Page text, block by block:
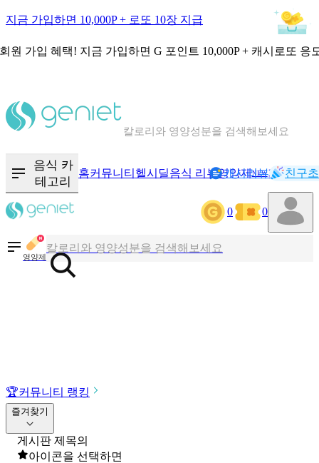
지금 가입하면 10,000P + 로또 10장 지급
원 가입 혜택! 지금 가입하면 G 포인트 10,000P + 캐시로또 응
칼로리와 영양성분을 검색해보세요
음식 카
테고리
홈커뮤니티 헬시딜음식 리뷰영양제NEW기록
캐시리뷰 친구
0 0
영양제
칼로리와 영양성분을 검색해보세요
혈당 · 다이어트 음식 검색해보세요
🏆커뮤니티 랭킹
즐겨찾기
게시판 제목의
아이콘을 선택하면